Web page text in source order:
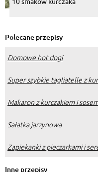
Polecane przepisy
Domowe hot dogi
Super szybkie tagliatelle z
Makaron z kurczakiem i
Sałatka jarzynowa
Zapiekanki z pieczarkami i
Inne przepisy